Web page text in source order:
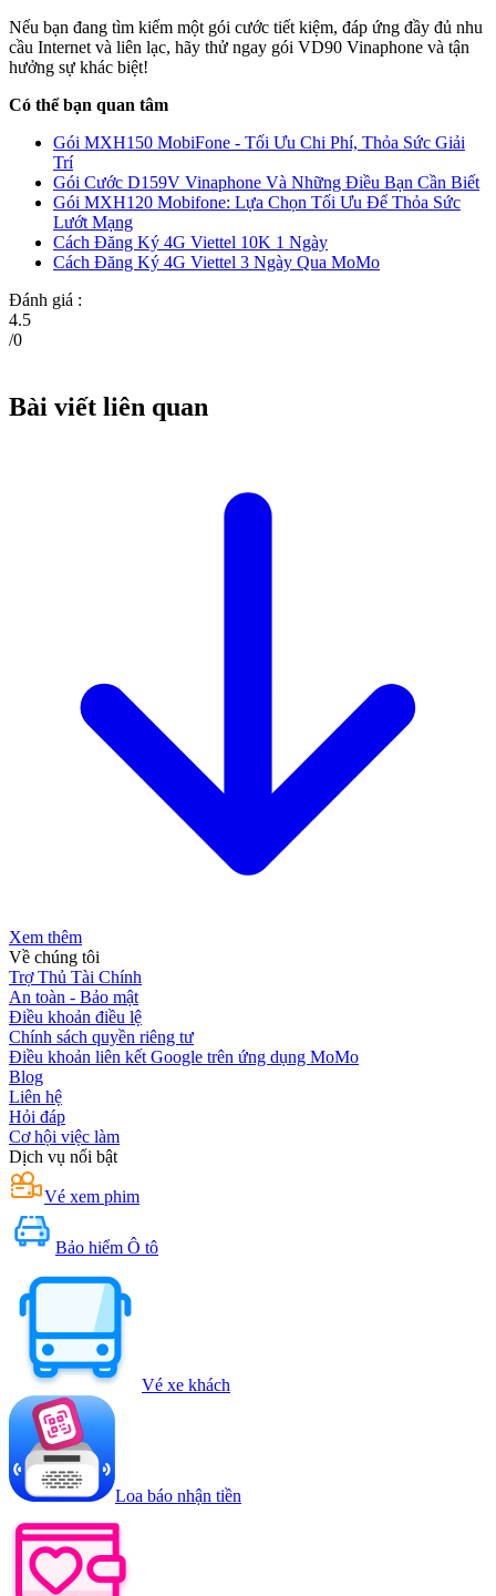
Nếu bạn đang tìm kiếm một gói cước tiết kiệm, đáp ứng đầy đủ nhu
cầu Internet và liên lạc, hãy thử ngay gói VD90 Vinaphone và tận
hưởng sự khác biệt!
Có thể bạn quan tâm
Gói MXH150 MobiFone - Tối Ưu Chi Phí, Thỏa Sức Giải
Trí
Gói Cước D159V Vinaphone Và Những Điều Bạn Cần Biết
Gói MXH120 Mobifone: Lựa Chọn Tối Ưu Để Thỏa Sức
Lướt Mạng
Cách Đăng Ký 4G Viettel 10K 1 Ngày
Cách Đăng Ký 4G Viettel 3 Ngày Qua MoMo
Đánh giá :
4.5
/0
Bài viết liên quan
Xem thêm
Về chúng tôi
Trợ Thủ Tài Chính
An toàn - Bảo mật
Điều khoản điều lệ
Chính sách quyền riêng tư
Điều khoản liên kết Google trên ứng dụng MoMo
Blog
Liên hệ
Hỏi đáp
Cơ hội việc làm
Dịch vụ nổi bật
Vé xem phim
Bảo hiểm Ô tô
Vé xe khách
Loa báo nhận tiền